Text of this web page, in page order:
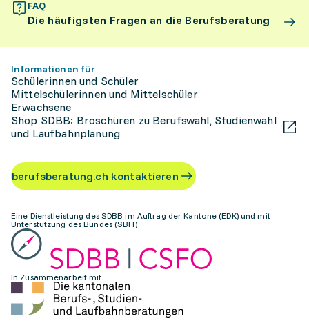
FAQ
Die häufigsten Fragen an die Berufsberatung
Informationen für
Schülerinnen und Schüler
Mittelschülerinnen und Mittelschüler
Erwachsene
Shop SDBB: Broschüren zu Berufswahl, Studienwahl
und Laufbahnplanung
berufsberatung.ch kontaktieren
Eine Dienstleistung des SDBB im Auftrag der Kantone (EDK) und mit
Unterstützung des Bundes (SBFI)
In Zusammenarbeit mit: